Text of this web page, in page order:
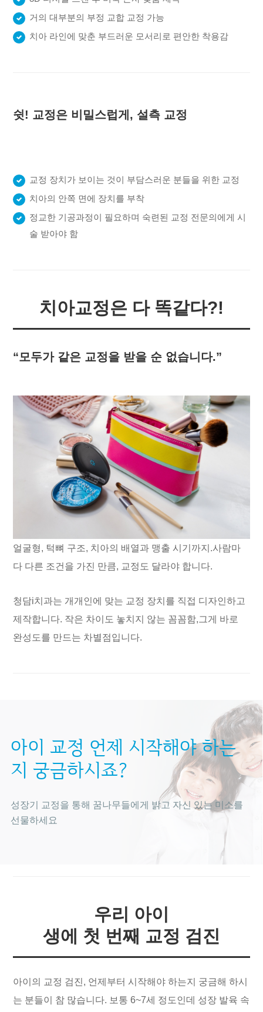
거의 대부분의 부정 교합 교정 가능
치아 라인에 맞춘 부드러운 모서리로 편안한 착용감
쉿! 교정은 비밀스럽게, 설측 교정
교정 장치가 보이는 것이 부담스러운 분들을 위한 교정
치아의 안쪽 면에 장치를 부착
정교한 기공과정이 필요하며 숙련된 교정 전문의에게 시
술 받아야 함
치아교정은 다 똑같다?!
“모두가 같은 교정을 받을 순 없습니다.”
얼굴형, 턱뼈 구조, 치아의 배열과 맹출 시기까지.사람마
다 다른 조건을 가진 만큼, 교정도 달라야 합니다.
청담i치과는 개개인에 맞는 교정 장치를 직접 디자인하고
제작합니다. 작은 차이도 놓치지 않는 꼼꼼함,그게 바로
완성도를 만드는 차별점입니다.
아이 교정 언제 시작해야하는
지 궁금하시죠?
성장기 교정을 통해 꿈나무들에게 밝고 자신 있는 미소를
선물하세요
우리 아이
생에 첫 번째 교정 검진
아이의 교정 검진, 언제부터 시작해야 하는지 궁금해 하시
는 분들이 참 많습니다. 보통 6~7세 정도인데 성장 발육 속